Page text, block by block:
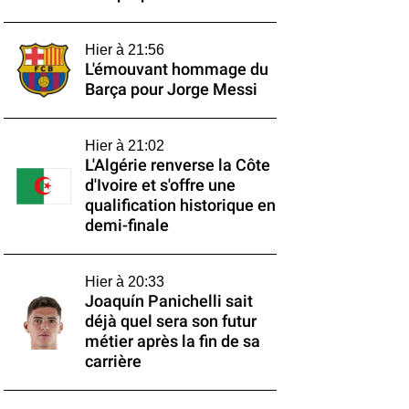
Hier à 21:56
L'émouvant hommage du
Barça pour Jorge Messi
Hier à 21:02
L'Algérie renverse la Côte
d'Ivoire et s'offre une
qualification historique en
demi-finale
Hier à 20:33
Joaquín Panichelli sait
déjà quel sera son futur
métier après la fin de sa
carrière